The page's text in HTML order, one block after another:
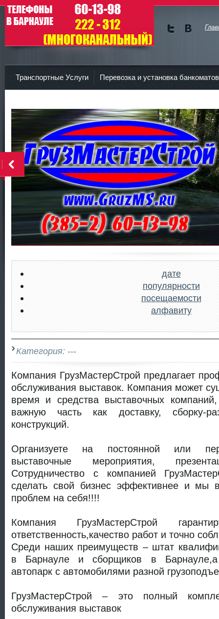
ГрузМастерСтрой
Транспортные Услуги Перевозка и установка банкоматов
дате
популярности
посещаемости
алфавиту
Категория: ---
Компания ГрузМастерСтрой предлагает
обслуживания выставок. Компания может
время и средства выставочных
важную часть как доставку, сборку-
конструкций.
Организуете на постоянной или
выставочные мероприятия,
Сотрудничество с компанией
сделать свой бизнес эффективнее и мы
проблем на себя!!!!
Компания ГрузМастерСтрой
ответственность,качество работ и точно
Среди наших преимуществ – штат
в Барнауле и сборщиков в Барнауле,а
автопарк с автомобилями разной
ГрузМастерСтрой – это полный
обслуживания выставок